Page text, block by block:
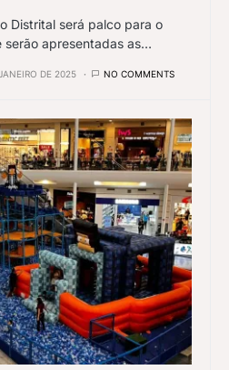
Distrital será palco para o
serão apresentadas as…
DE 2025 NO COMMENTS